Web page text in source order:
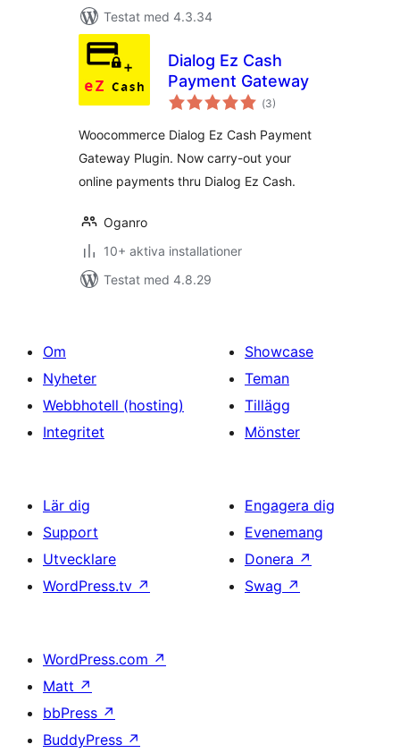
Testat med 4.3.34
Dialog Ez Cash
Payment Gateway
(Totalt
antal
3)
Woocommerce Dialog Ez Cash Payment
Gateway Plugin. Now carry-out your
online payments thru Dialog Ez Cash.
Oganro
10+ aktiva installationer
Testat med 4.8.29
Om
Nyheter
Webbhotell (hosting)
Integritet
Showcase
Teman
Tillägg
Mönster
Lär dig
Support
Utvecklare
WordPress.tv ↗
Engagera dig
Evenemang
Donera ↗
Swag ↗
WordPress.com ↗
Matt ↗
bbPress ↗
BuddyPress ↗